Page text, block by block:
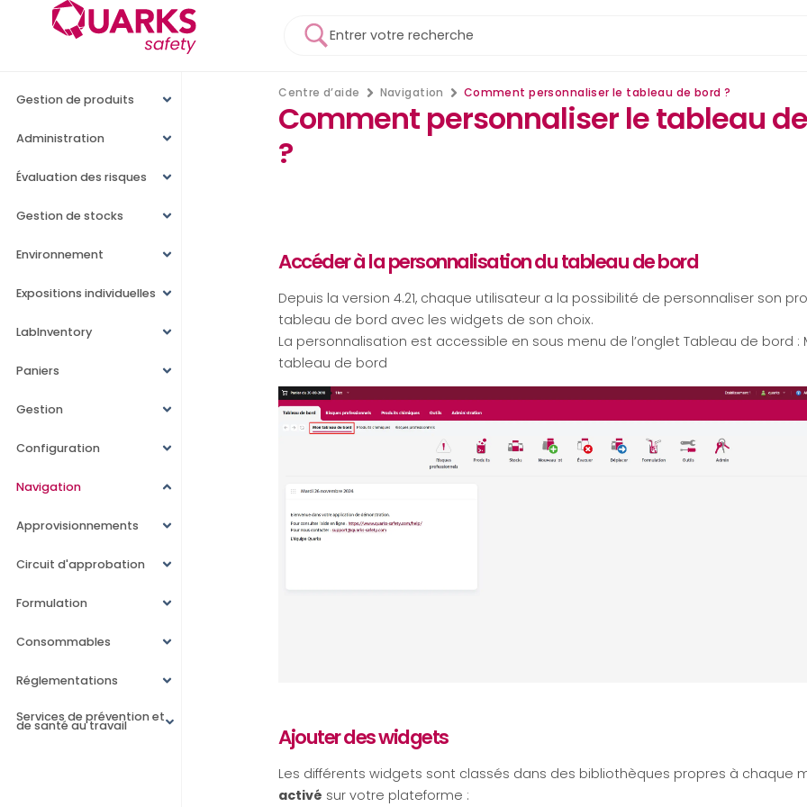
Gestion de produits
Administration
Évaluation des risques
Gestion de stocks
Environnement
Expositions individuelles
LabInventory
Paniers
Gestion
Configuration
Navigation
Approvisionnements
Circuit d'approbation
Formulation
Consommables
Réglementations
Services de prévention et
de santé au travail
Centre d’aide Navigation Comment personnaliser le tableau de bord ?
Comment personnaliser le tableau
?
Accéder à la personnalisation du tableau de bord
Depuis la version 4.21, chaque utilisateur a la possibilité de personnaliser son
tableau de bord avec les widgets de son choix.
La personnalisation est accessible en sous menu de l’onglet Tableau de bord :
tableau de bord
Ajouter des widgets
Les différents widgets sont classés dans des bibliothèques propres à chaque
activé sur votre plateforme :